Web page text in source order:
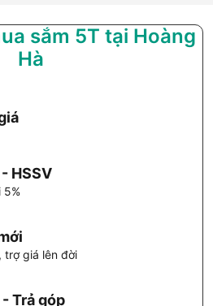
sắm 5T tại Hoàng
Hà
HSSV
5%
trợ giá lên đời
Trả góp